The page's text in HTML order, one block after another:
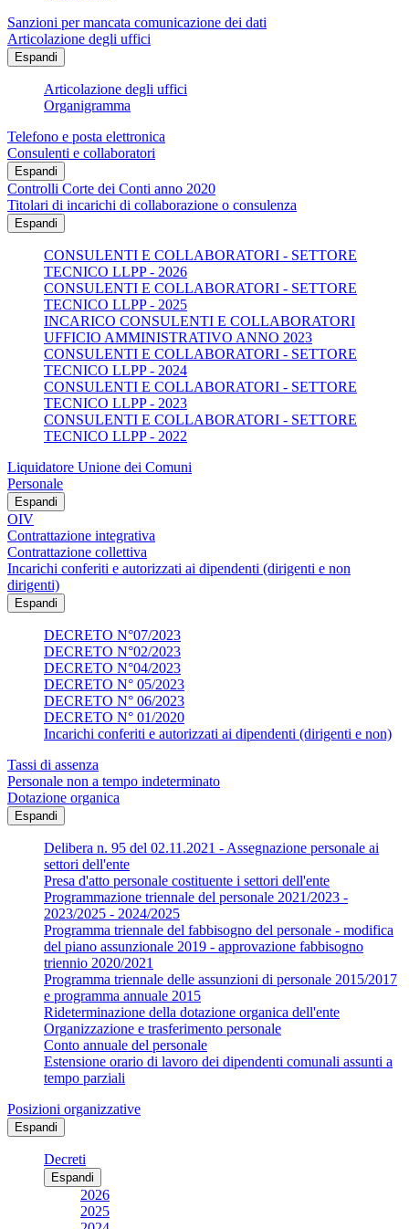
Sanzioni per mancata comunicazione dei dati
Articolazione degli uffici
Espandi
Articolazione degli uffici
Organigramma
Telefono e posta elettronica
Consulenti e collaboratori
Espandi
Controlli Corte dei Conti anno 2020
Titolari di incarichi di collaborazione o consulenza
Espandi
CONSULENTI E COLLABORATORI - SETTORE
TECNICO LLPP - 2026
CONSULENTI E COLLABORATORI - SETTORE
TECNICO LLPP - 2025
INCARICO CONSULENTI E COLLABORATORI
UFFICIO AMMINISTRATIVO ANNO 2023
CONSULENTI E COLLABORATORI - SETTORE
TECNICO LLPP - 2024
CONSULENTI E COLLABORATORI - SETTORE
TECNICO LLPP - 2023
CONSULENTI E COLLABORATORI - SETTORE
TECNICO LLPP - 2022
Liquidatore Unione dei Comuni
Personale
Espandi
OIV
Contrattazione integrativa
Contrattazione collettiva
Incarichi conferiti e autorizzati ai dipendenti (dirigenti e non
dirigenti)
Espandi
DECRETO N°07/2023
DECRETO N°02/2023
DECRETO N°04/2023
DECRETO N° 05/2023
DECRETO N° 06/2023
DECRETO N° 01/2020
Incarichi conferiti e autorizzati ai dipendenti (dirigenti e non)
Tassi di assenza
Personale non a tempo indeterminato
Dotazione organica
Espandi
Delibera n. 95 del 02.11.2021 - Assegnazione personale ai
settori dell'ente
Presa d'atto personale costituente i settori dell'ente
Programmazione triennale del personale 2021/2023 -
2023/2025 - 2024/2025
Programma triennale del fabbisogno del personale - modifica
del piano assunzionale 2019 - approvazione fabbisogno
triennio 2020/2021
Programma triennale delle assunzioni di personale 2015/2017
e programma annuale 2015
Rideterminazione della dotazione organica dell'ente
Organizzazione e trasferimento personale
Conto annuale del personale
Estensione orario di lavoro dei dipendenti comunali assunti a
tempo parziali
Posizioni organizzative
Espandi
Decreti
Espandi
2026
2025